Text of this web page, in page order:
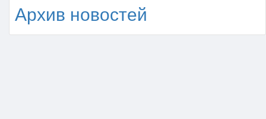
Архив новостей